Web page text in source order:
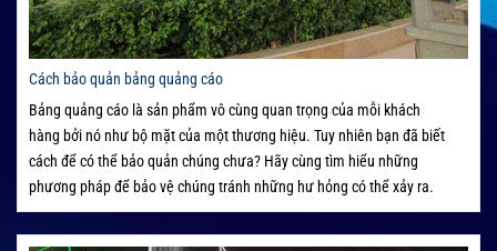
Cách bảo quản bảng quảng cáo
Bảng quảng cáo là sản phẩm vô cùng quan trọng của mỗi khách
hàng bởi nó như bộ mặt của một thương hiệu. Tuy nhiên bạn đã biết
cách để có thể bảo quản chúng chưa? Hãy cùng tìm hiểu những
phương pháp để bảo vệ chúng tránh những hư hỏng có thể xảy ra.